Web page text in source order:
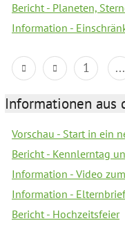
Bericht - Planeten,
Information -
1 ...
Informationen aus
Vorschau - Start in ein
Bericht - Kennlerntag
Information - Video
Information -
Bericht - Hochzeitsfeier